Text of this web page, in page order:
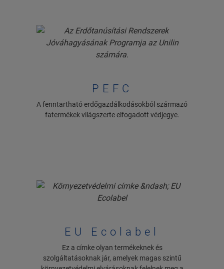
PEFC
A fenntartható erdőgazdálkodásokból származó
fatermékek világszerte elfogadott védjegye.
EU Ecolabel
Ez a címke olyan termékeknek és
szolgáltatásoknak jár, amelyek magas szintű